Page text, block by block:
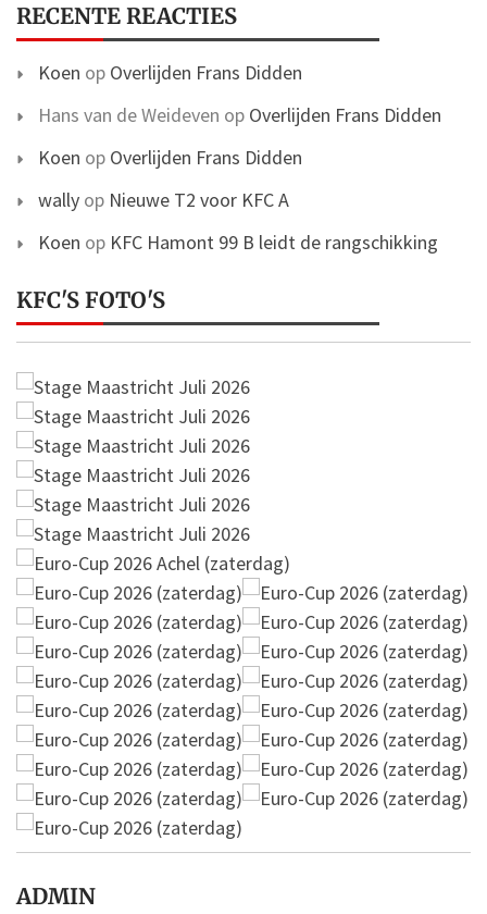
RECENTE REACTIES
Koen op Overlijden Frans Didden
Hans van de Weideven op Overlijden Frans Didden
Koen op Overlijden Frans Didden
wally op Nieuwe T2 voor KFC A
Koen op KFC Hamont 99 B leidt de rangschikking
KFC'S FOTO'S
ADMIN